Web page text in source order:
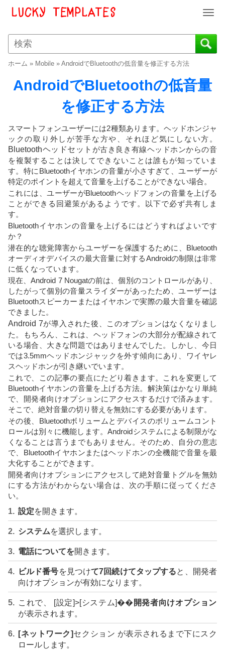
T
g
g
n
a
g
a
t
o
ホーム » Mobile » AndroidでBluetoothの低音量を修正する方法
AndroidでBluetoothの低音量
を修正する方法
スマートフォンユーザーには2種類あります。ヘッドホンジャ
ックの取り外しが苦手な方や、それほど気にしない方。
Bluetoothヘッドセット が古き良き有線ヘッドホンからの音
を複製することは決してできないことは誰もが知っていま
す。特にBluetoothイヤホンの音量が小さすぎて、ユーザーが
特定のポイントを超えて音量を上げることができない場合。
これには、ユーザーがBluetoothヘッドフォンの音量を上げる
ことができる回避策があるようです。以下で必ず共有しま
す。
Bluetoothイヤホンの音量を上げるにはどうすればよいです
か？
潜在的な聴覚障害からユーザーを保護するために、Bluetooth
オーディオデバイスの最大音量に対するAndroidの制限は非常
に低くなっています。
現在、Android 7 Nougatの前は、個別のコントロールがあり、
したがって個別の音量スライダーがあったため、ユーザーは
Bluetoothスピーカーまたはイヤホンで実際の最大音量を確認
できました。
Android 7が導入された後、このオプションはなくなりまし
た。もちろん、これは、ヘッドフォンの大部分が配線されて
いる場合、大きな問題ではありませんでした。しかし、今日
では3.5mmヘッドホンジャックを外す傾向にあり、ワイヤレ
スヘッドホンが引き継いでいます。
これで、この記事の要点にたどり着きます。これを変更して
Bluetoothイヤホンの音量を上げる方法。解決策はかなり単純
で、開発者向けオプションにアクセスするだけで済みます。
そこで、絶対音量の切り替えを無効にする必要があります。
その後、Bluetoothボリュームとデバイスのボリュームコント
ロールは別々に機能します。Androidシステムによる制限がな
くなることは言うまでもありません。そのため、自分の意志
で、Bluetoothイヤホンまたはヘッドホンの全機能で音量を最
大化することができます。
開発者向けオプションにアクセスして絶対音量トグルを無効
にする方法がわからない場合は、次の手順に従ってくださ
い。
設定を開きます。
システムを選択します。
電話についてを開きます。
ビルド番号を見つけて7回続けてタップすると、開発者
向けオプションが有効になります。
これで、 [設定]>[システム]�� 開発者向けオプション
が表示されます。
[ネットワーク]セクション が表示されるまで下にスク
ロールします。